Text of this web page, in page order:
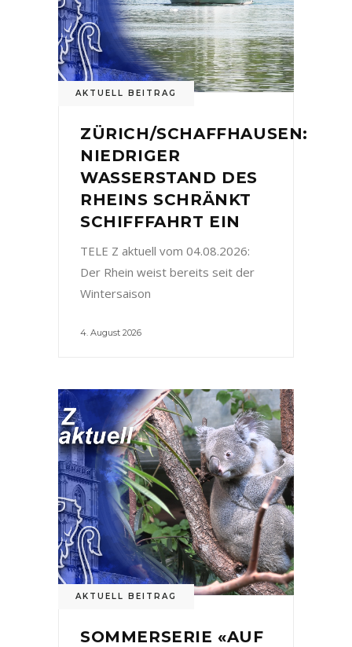
AKTUELL BEITRAG
ZÜRICH/SCHAFFHAUSEN:
NIEDRIGER
WASSERSTAND DES
RHEINS SCHRÄNKT
SCHIFFFAHRT EIN
TELE Z aktuell vom 04.08.2026:
Der Rhein weist bereits seit der
Wintersaison
4. August 2026
AKTUELL BEITRAG
SOMMERSERIE «AUF